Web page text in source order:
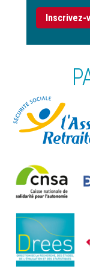
Inscrivez-